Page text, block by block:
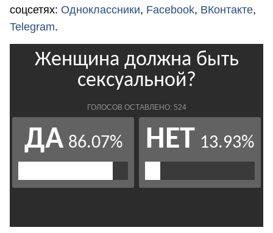
соцсетях: Одноклассники, Facebook, ВКонтакте,
Telegram.